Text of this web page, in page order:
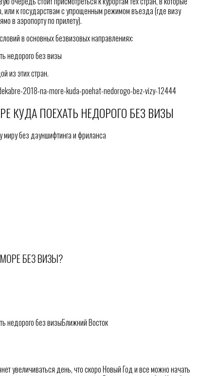
или к государствам с упрощенным режимом въезда (где визу
в аэропорту по прилету).
в основных безвизовых направлениях:
из этих стран.
2018-na-more-kuda-poehat-nedorogo-bez-vizy-12444
КУДА ПОЕХАТЬ НЕДОРОГО БЕЗ ВИЗЫ
миру без дауншифтинга и фриланса
БЕЗ ВИЗЫ?
Ближний Восток
увеличиваться день, что скоро Новый Год и все можно начать